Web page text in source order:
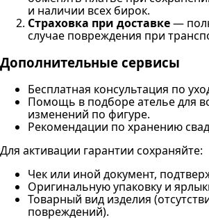
и наличии всех бирок.
Страховка при доставке—
случае повреждения при
Дополнительные сервисы
Бесплатная консультация по
Помощь в подборе ателье для
изменений по фигуре.
Рекомендации по хранению
Для активации гарантии сохраняйте:
Чек или иной документ,
Оригинальную упаковку и
Товарный вид изделия
повреждений).